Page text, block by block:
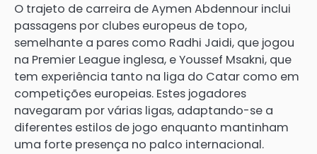
O trajeto de carreira de Aymen Abdennour inclui
passagens por clubes europeus de topo,
semelhante a pares como Radhi Jaidi, que jogou
na Premier League inglesa, e Youssef Msakni, que
tem experiência tanto na liga do Catar como em
competições europeias. Estes jogadores
navegaram por várias ligas, adaptando-se a
diferentes estilos de jogo enquanto mantinham
uma forte presença no palco internacional.